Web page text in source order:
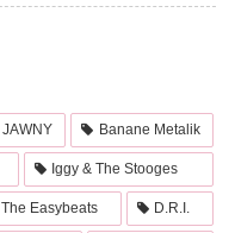
JAWNY Banane Metalik
Iggy & The Stooges
The Easybeats D.R.I.